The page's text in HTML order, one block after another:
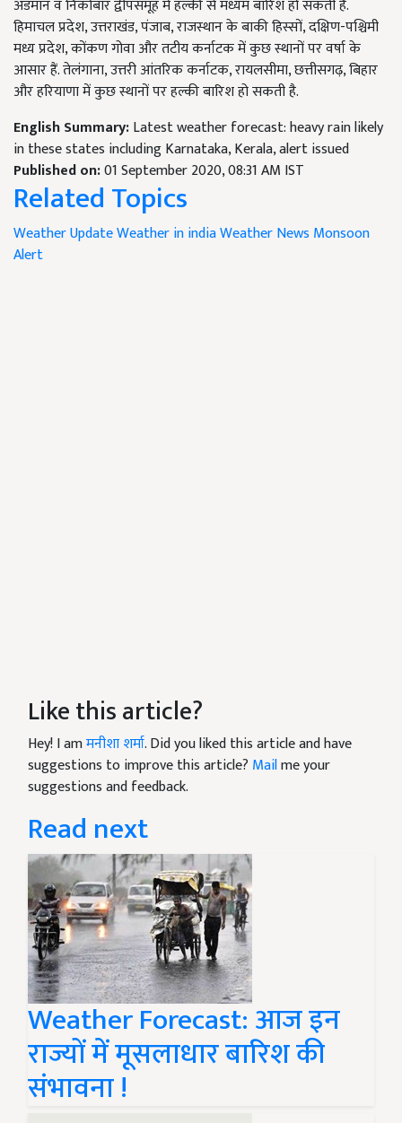
अंडमान व निकोबार द्वीपसमूह में हल्की से मध्यम बारिश हो सकती है.
हिमाचल प्रदेश, उत्तराखंड, पंजाब, राजस्थान के बाकी हिस्सों, दक्षिण-पश्चिमी
मध्य प्रदेश, कोंकण गोवा और तटीय कर्नाटक में कुछ स्थानों पर वर्षा के
आसार हैं. तेलंगाना, उत्तरी आंतरिक कर्नाटक, रायलसीमा, छत्तीसगढ़, बिहार
और हरियाणा में कुछ स्थानों पर हल्की बारिश हो सकती है.
English Summary:Latest weather forecast: heavy rain likely
in these states including Karnataka, Kerala, alert issued
Published on:01 September 2020, 08:31 AM IST
Related Topics
Weather UpdateWeather in indiaWeather News Monsoon
Alert
Like this article?
Hey! I amमनीशा शर्मा. Did you liked this article and have
suggestions to improve this article? Mailme your
suggestions and feedback.
Read next
Weather Forecast: आज इन
राज्यों में मूसलाधार बारिश की
संभावना !